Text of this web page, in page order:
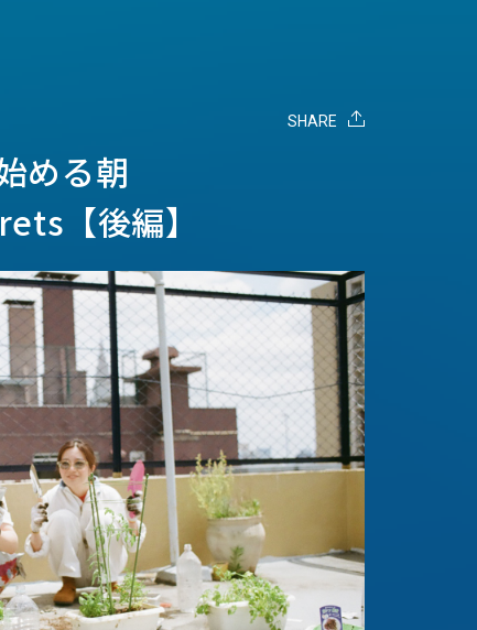
SHARE
める朝
【後編】